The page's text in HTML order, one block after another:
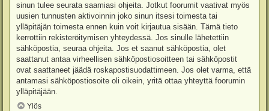
sinun tulee seurata saamiasi ohjeita. Jotkut foorumit vaativat myös
uusien tunnusten aktivoinnin joko sinun itsesi toimesta tai
ylläpitäjän toimesta ennen kuin voit kirjautua sisään. Tämä tieto
kerrottiin rekisteröitymisen yhteydessä. Jos sinulle lähetettiin
sähköpostia, seuraa ohjeita. Jos et saanut sähköpostia, olet
saattanut antaa virheellisen sähköpostiosoitteen tai sähköpostit
ovat saattaneet jäädä roskapostisuodattimeen. Jos olet varma, että
antamasi sähköpostiosoite oli oikein, yritä ottaa yhteyttä foorumin
ylläpitäjään.
Ylös